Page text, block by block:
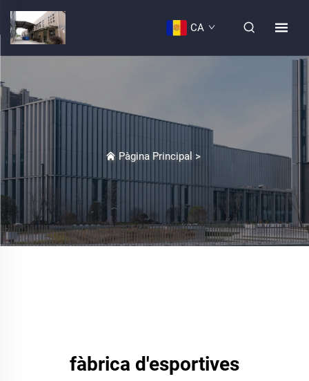
CA
Pàgina Principal >
fàbrica d'esportives